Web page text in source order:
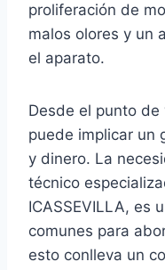
proliferación de
malos olores y un
el aparato.
Desde el punto
puede implicar un
y dinero. La
técnico
ICASSEVILLA, es
comunes para
esto conlleva un